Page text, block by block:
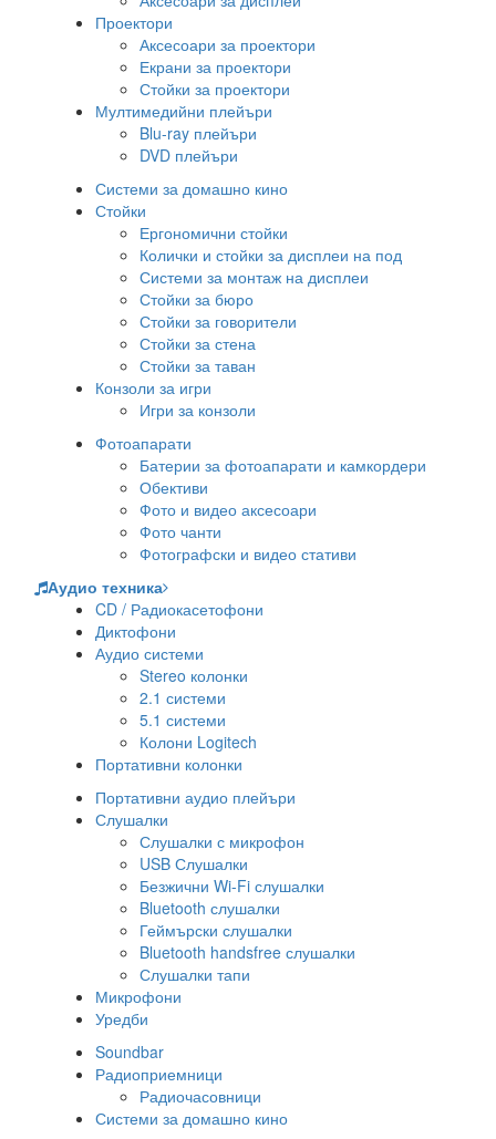
Проектори
Аксесоари за проектори
Екрани за проектори
Стойки за проектори
Мултимедийни плейъри
Blu-ray плейъри
DVD плейъри
Системи за домашно кино
Стойки
Ергономични стойки
Колички и стойки за дисплеи на под
Системи за монтаж на дисплеи
Стойки за бюро
Стойки за говорители
Стойки за стена
Стойки за таван
Конзоли за игри
Игри за конзоли
Фотоапарати
Батерии за фотоапарати и камкордери
Обективи
Фото и видео аксесоари
Фото чанти
Фотографски и видео стативи
Аудио техника
CD / Радиокасетофони
Диктофони
Аудио системи
Stereo колонки
2.1 системи
5.1 системи
Колони Logitech
Портативни колонки
Портативни аудио плейъри
Слушалки
Слушалки с микрофон
USB Слушалки
Безжични Wi-Fi слушалки
Bluetooth слушалки
Геймърски слушалки
Bluetooth handsfree слушалки
Слушалки тапи
Микрофони
Уредби
Soundbar
Радиоприемници
Радиочасовници
Системи за домашно кино